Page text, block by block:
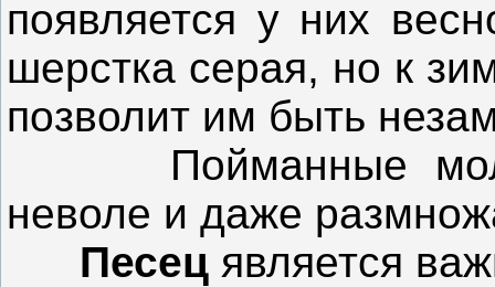
появляется у них
шерстка серая, но к
позволит им быть
Пойманные
неволе и даже
Песец является